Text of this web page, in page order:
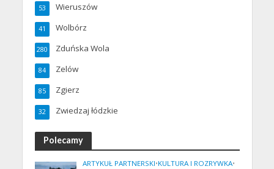
Wieruszów
53
Wolbórz
41
Zduńska Wola
280
Zelów
84
Zgierz
85
Zwiedzaj łódzkie
32
Polecamy
ARTYKUŁ PARTNERSKI•KULTURA I ROZRYWKA•